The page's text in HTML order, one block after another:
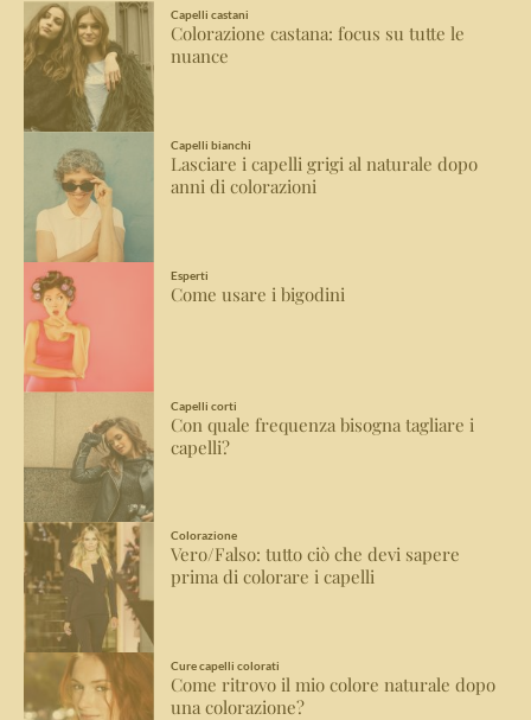
Capelli castani
Colorazione castana: focus su tutte le
nuance
Capelli bianchi
Lasciare i capelli grigi al naturale dopo
anni di colorazioni
Esperti
Come usare i bigodini
Capelli corti
Con quale frequenza bisogna tagliare i
capelli?
Colorazione
Vero/Falso: tutto ciò che devi sapere
prima di colorare i capelli
Cure capelli colorati
Come ritrovo il mio colore naturale dopo
una colorazione?